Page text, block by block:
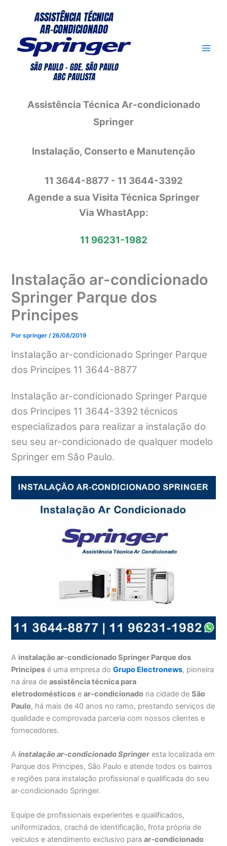
conteúdo
Assistência Técnica Ar-condicionado
Springer
Instalação, Conserto e Manutenção
11 3644-8877 - 11 3644-3392
Agende a sua Visita Técnica Springer
Via WhastApp:
11 96231-1982
Instalação ar-condicionado
Springer Parque dos
Principes
Porspringer /26/08/2019
Instalação ar-condicionado Springer Parque
dos Principes 11 3644-8877
Instalação ar-condicionado Springer Parque
dos Principes 11 3644-3392 técnicos
especializados para realizar a instalação do
seu seu ar-condicionado de qualquer modelo
Springer em São Paulo.
A instalação ar-condicionado Springer Parque dos
Principes é uma empresa doGrupo Electronews, pioneira
na área deassistência técnica para
eletrodomésticos ear-condicionado na cidade deSão
Paulo, há mais de 40 anos no ramo, prestando serviços de
qualidade e comprovada parceria com nossos clientes e
fornecedores.
Ainstalação ar-condicionado Springeresta localizada em
Parque dos Principes, São Paulo e atende todos os bairros
e regiões para instalação profissional e qualificada do seu
ar-condicionado Springer.
Equipe de profissionais experientes e qualificados,
uniformizados, crachá de identificação, frota própria de
veículos e atendimento exclusivo paraar-condicionado